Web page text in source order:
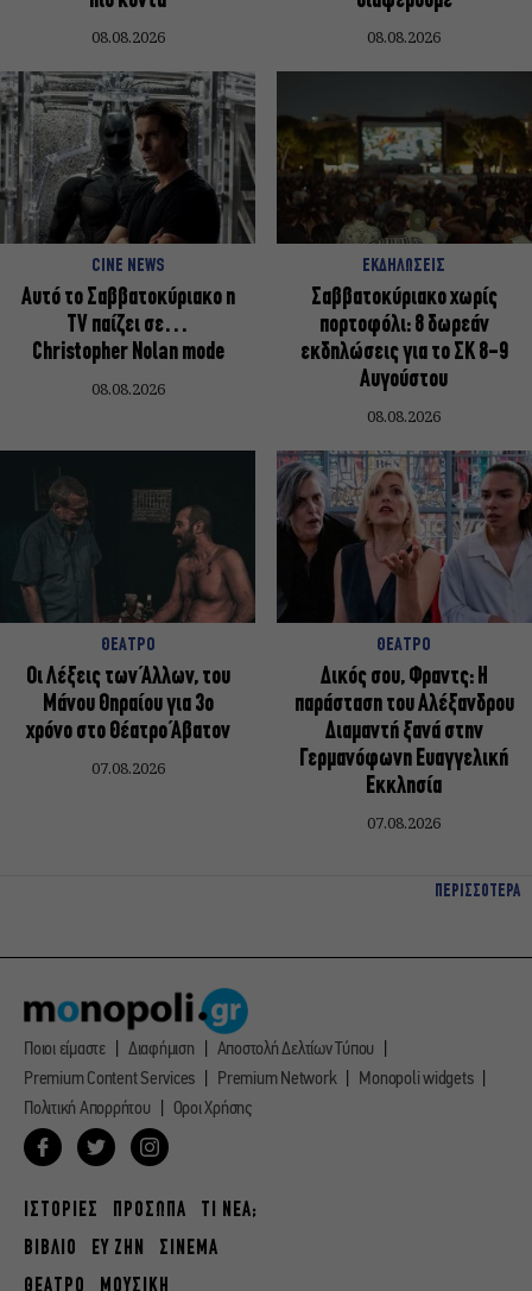
08.08.2026 08.08.2026
CINE NEWS
Αυτό το Σαββατοκύριακο η
TV παίζει σε…
Christopher Nolan mode
08.08.2026
ΕΚΔΗΛΩΣΕΙΣ
Σαββατοκύριακο χωρίς
πορτοφόλι: 8 δωρεάν
εκδηλώσεις για το ΣΚ 8-9
Αυγούστου
08.08.2026
ΘΕΑΤΡΟ
Οι Λέξεις των Άλλων, του
Μάνου Θηραίου για 3ο
χρόνο στο Θέατρο Άβατον
07.08.2026
ΘΕΑΤΡΟ
Δικός σου, Φραντς: Η
παράσταση του Αλέξανδρου
Διαμαντή ξανά στην
Γερμανόφωνη Ευαγγελική
Εκκλησία
07.08.2026
ΠΕΡΙΣΣΟΤΕΡΑ
Ποιοι είμαστε Διαφήμιση
Αποστολή Δελτίων Τύπου
Premium Content Services
Premium Network
Monopoli widgets
Πολιτική Απορρήτου
Οροι Χρήσης
ΙΣΤΟΡΙΕΣ ΠΡΟΣΩΠΑ
ΤΙ ΝΕΑ;
ΒΙΒΛΙΟ
ΕΥ ΖΗΝ
ΣΙΝΕΜΑ